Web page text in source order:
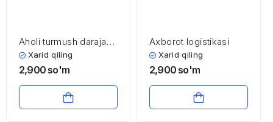
Aholi turmush darajasi
va uning asosiy
indikatorlari
Xarid qiling
2,900 so'm
Axborot logistikasi
Xarid qiling
2,900 so'm